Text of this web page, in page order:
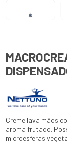
Creme lava mãos
aroma frutado.
microesferas